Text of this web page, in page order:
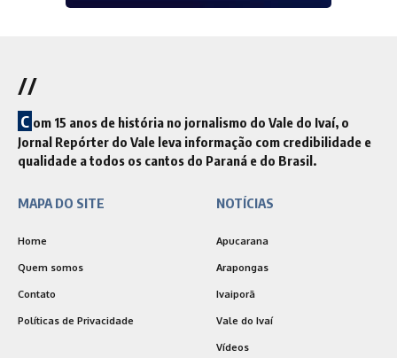
//
C om 15 anos de história no jornalismo do Vale do Ivaí, o
Jornal Repórter do Vale leva informação com credibilidade e
qualidade a todos os cantos do Paraná e do Brasil.
MAPA DO SITE
Home
Quem somos
Contato
Políticas de Privacidade
NOTÍCIAS
Apucarana
Arapongas
Ivaiporã
Vale do Ivaí
Vídeos